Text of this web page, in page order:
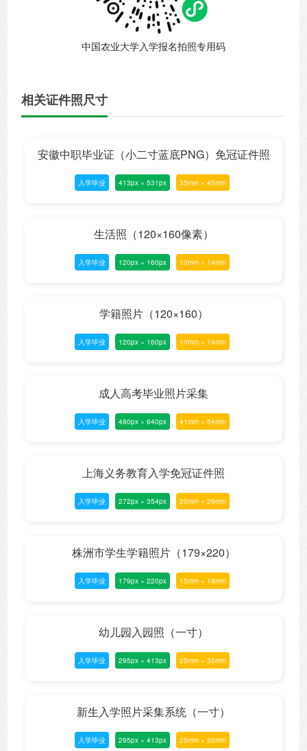
中国农业大学入学报名拍照专用码
相关证件照尺寸
安徽中职毕业证（小二寸蓝底PNG）免冠证件照
入学毕业 413px × 531px 35mm × 45mm
生活照（120×160像素）
入学毕业 120px × 160px 10mm × 14mm
学籍照片（120×160）
入学毕业 120px × 160px 10mm × 14mm
成人高考毕业照片采集
入学毕业 480px × 640px 41mm × 54mm
上海义务教育入学免冠证件照
入学毕业 272px × 354px 20mm × 26mm
株洲市学生学籍照片（179×220）
入学毕业 179px × 220px 15mm × 19mm
幼儿园入园照（一寸）
入学毕业 295px × 413px 25mm × 35mm
新生入学照片采集系统（一寸）
入学毕业 295px × 413px 25mm × 35mm